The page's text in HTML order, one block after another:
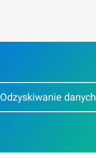
Odzyskiwanie danych